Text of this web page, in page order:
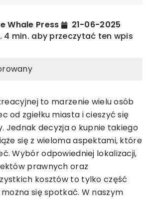
Whale Press
21-06-2025
4 min. aby przeczytać ten wpis
to marzenie wielu osób
od zgiełku miasta i cieszyć się
Jednak decyzja o kupnie takiego
się z wieloma aspektami, które
Wybór odpowiedniej lokalizacji,
prawnych oraz
kosztów to tylko część
się spotkać. W naszym